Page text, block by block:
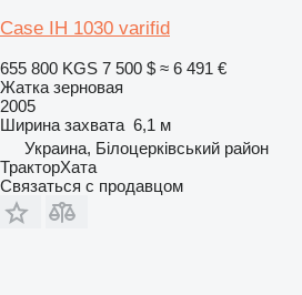
Case IH 1030 varifid
655 800 KGS 7 500 $ ≈ 6 491 €
Жатка зерновая
2005
Ширина захвата 6,1 м
Украина, Білоцерківський район
ТракторХата
Связаться с продавцом